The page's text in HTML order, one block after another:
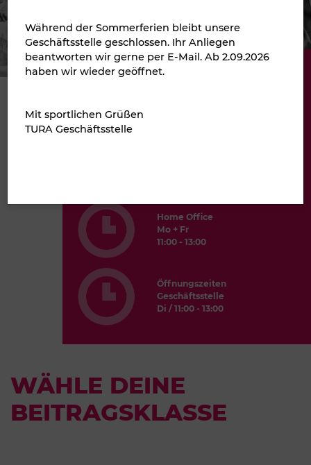
Sebastian Huwald
Home Office
Mo + Fr
11:00 - 13:00
Öffnungszeiten
Geschäftsstelle
Di / 11:00 - 13:00
WÄHLE DEINE
BEITRAGSKLASSE
Während der Sommerferien bleibt unsere
Geschäftsstelle geschlossen. Ihr Anliegen
beantworten wir gerne per E-Mail. Ab 2.09.2026
haben wir wieder geöffnet.
Mit sportlichen Grüßen
TURA Geschäftsstelle